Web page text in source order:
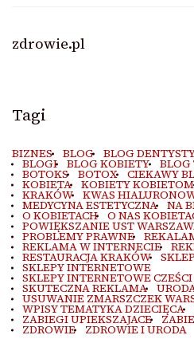
zdrowie.pl
Tagi
BIZNES BLOG BLOG
BLOGI BLOG KOBIETY BLOG
BOTOKS BOTOX CIEKAWY
KOBIETA KOBIETY KOBIETOM
KRAKÓW KWAS
MEDYCYNA ESTETYCZNA NA
O KOBIETACH O NAS
POWIĘKSZANIE UST
PROBLEMY PRAWNE
REKLAMA W INTERNECIE
RESTAURACJA KRAKÓW
SKLEPY INTERNETOWE
SKLEPY INTERNETOWE
SKUTECZNA REKLAMA
USUWANIE ZMARSZCZEK
WPISY TEMATYKA DZIECIĘCA
ZABIEGI UPIEKSZAJACE
ZDROWIE ZDROWIE I URODA